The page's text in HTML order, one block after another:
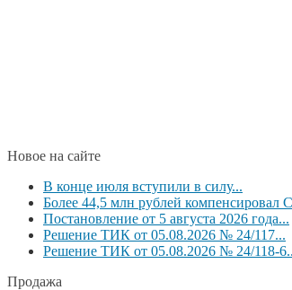
Новое на сайте
В конце июля вступили в силу...
Более 44,5 млн рублей компенсировал
Постановление от 5 августа 2026 года...
Решение ТИК от 05.08.2026 № 24/117...
Решение ТИК от 05.08.2026 № 24/118-
Продажа